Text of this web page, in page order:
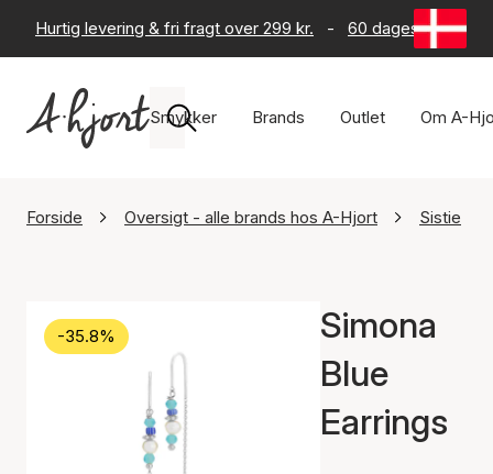
Hurtig levering & fri fragt over 299 kr. - 60 dages returret
Smykker Brands Outlet Om A-
Forside Oversigt - alle brands hos A-Hjort Sistie
-35.8%
Simona
Blue
Earrings